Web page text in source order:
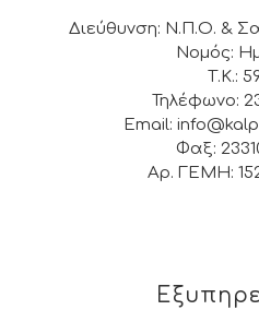
Διεύθυνση: Ν.Π.Ο. &
Νομός:
Τ.Κ.:
Τηλέφωνο:
Email:
Φαξ:
Αρ. ΓΕΜΗ: